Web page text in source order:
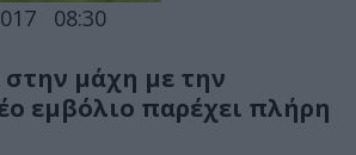
08:30
μάχη με την
εμβόλιο παρέχει πλήρη